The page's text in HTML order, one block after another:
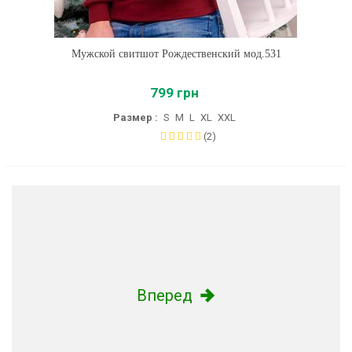
Мужской свитшот Рождественский мод.531
799 грн
Размер : S M L XL XXL
(2)
Вперед